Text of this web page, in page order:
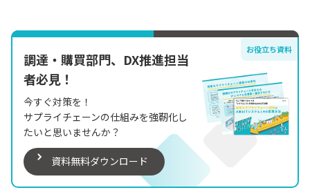
お役立ち資料
調達・購買部門、DX推進担当
者必見！
今すぐ対策を！
サプライチェーンの仕組みを強靭化し
たいと思いませんか？
資料無料ダウンロード